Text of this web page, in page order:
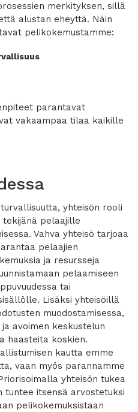
merkityksen, sillä
alustan eheyttä. Näin
pelikokemustamme:
parantavat
vakaampaa tilaa kaikille
yhteisön rooli
tekijänä pelaajille
Vahva yhteisö tarjoaa
pelaajien
ja resursseja
pelaamiseen
tai
Lisäksi yhteisöillä
muodostamisessa,
avoimen keskustelun
haasteita koskien.
kautta emme
vaan myös parannamme
yhteisön tukea
tuntee itsensä arvostetuksi
pelikokemuksistaan